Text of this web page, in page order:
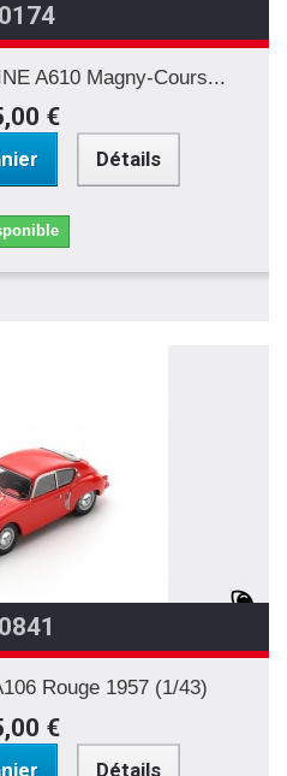
A610 Magny-Cours...
€
Détails
Rouge 1957 (1/43)
€
Détails